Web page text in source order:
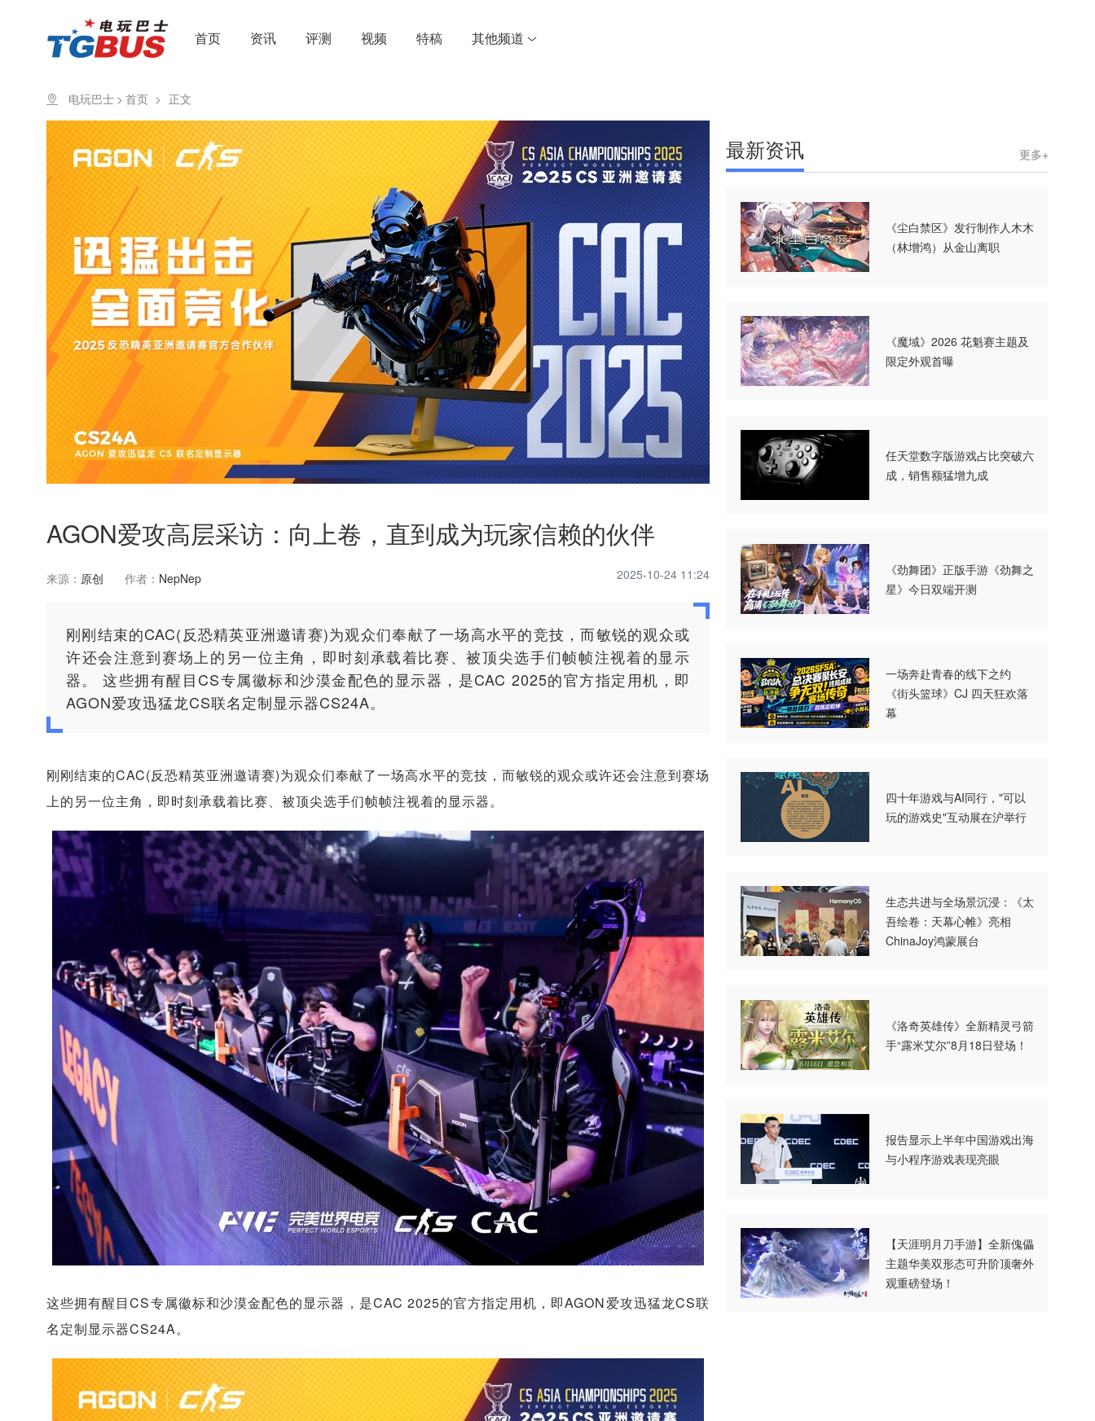
首页 资讯 评测 视频 特稿 其他频道
电玩巴士 > 首页 > 正文
AGON爱攻高层采访：向上卷，直到成为玩家信赖的伙伴
来源： 原创 作者： NepNep 2025-10-24 11:24
刚刚结束的CAC(反恐精英亚洲邀请赛)为观众们奉献了一场高水平的竞技，而敏锐的观众或
许还会注意到赛场上的另一位主角，即时刻承载着比赛、被顶尖选手们帧帧注视着的显示
器。 这些拥有醒目CS专属徽标和沙漠金配色的显示器，是CAC 2025的官方指定用机，即
AGON爱攻迅猛龙CS联名定制显示器CS24A。
刚刚结束的CAC(反恐精英亚洲邀请赛)为观众们奉献了一场高水平的竞技，而敏锐的观众或许还会注意到赛场
上的另一位主角，即时刻承载着比赛、被顶尖选手们帧帧注视着的显示器。
这些拥有醒目CS专属徽标和沙漠金配色的显示器，是CAC 2025的官方指定用机，即AGON爱攻迅猛龙CS联
名定制显示器CS24A。
最新资讯 更多+
《尘白禁区》发行制作人木木
（林增鸿）从金山离职
《魔域》2026 花魁赛主题及
限定外观首曝
任天堂数字版游戏占比突破六
成，销售额猛增九成
《劲舞团》正版手游《劲舞之
星》今日双端开测
一场奔赴青春的线下之约
《街头篮球》CJ 四天狂欢落
幕
四十年游戏与AI同行，"可以
玩的游戏史"互动展在沪举行
生态共进与全场景沉浸：《太
吾绘卷：天幕心帷》亮相
ChinaJoy鸿蒙展台
《洛奇英雄传》全新精灵弓箭
手“露米艾尔”8月18日登场！
报告显示上半年中国游戏出海
与小程序游戏表现亮眼
【天涯明月刀手游】全新傀儡
主题华美双形态可升阶顶奢外
观重磅登场！